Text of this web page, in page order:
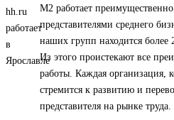
М2 работает
представителями среднего
наших групп находится более
Из этого проистекают все
работы. Каждая организация,
стремится к развитию и
представителя на рынке